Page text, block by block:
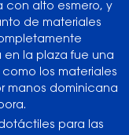
con alto esmero, y
de materiales
en la plaza fue una
los materiales
manos dominicana
para las